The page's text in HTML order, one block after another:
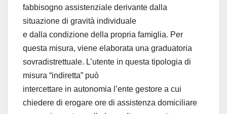
fabbisogno assistenziale derivante dalla
situazione di gravità individuale
e dalla condizione della propria famiglia. Per
questa misura, viene elaborata una graduatoria
sovradistrettuale. L’utente in questa tipologia di
misura “indiretta” può
intercettare in autonomia l’ente gestore a cui
chiedere di erogare ore di assistenza domiciliare